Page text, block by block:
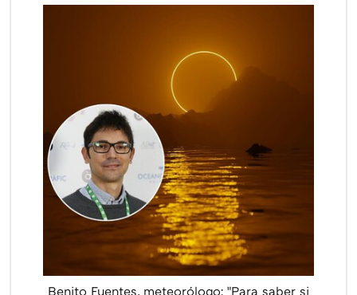
Benito Fuentes, meteorólogo: "Para saber si